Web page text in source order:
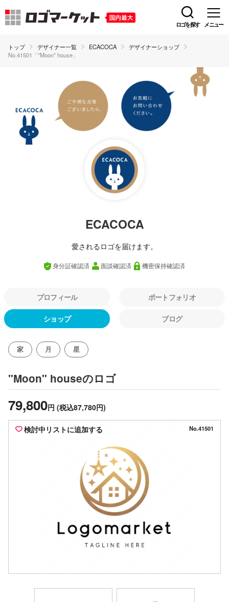
ロゴを探す メニュー
トップ デザイナー一覧 ECACOCA
デザイナーショップ
No.41501「"Moon" house」
ECACOCA
愛されるロゴを届けます。
身分証確認済 面談確認済 機密保持確認済
プロフィール ポートフォリオ
ショップ ブログ
家 月 星
"Moon" houseのロゴ
79,800円 (税込87,780円)
検討中リストに追加する No.41501